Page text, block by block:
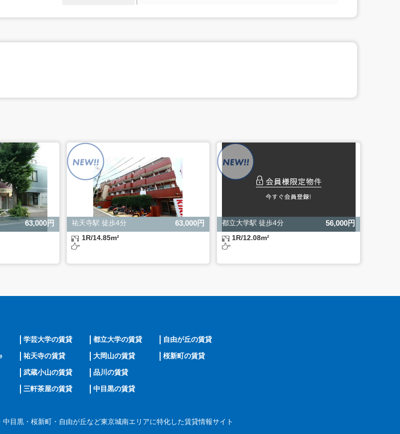
63,000円 祐天寺駅 徒歩4分 63,000円
1R/14.85m²
都立大学駅 徒歩4分 56,000円
1R/12.08m²
学芸大学の賃貸
祐天寺の賃貸
武蔵小山の賃貸
三軒茶屋の賃貸
都立大学の賃貸
大岡山の賃貸
品川の賃貸
中目黒の賃貸
自由が丘の賃貸
桜新町の賃貸
目黒・桜新町・自由が丘など東京城南エリアに特化した賃貸情報サイト